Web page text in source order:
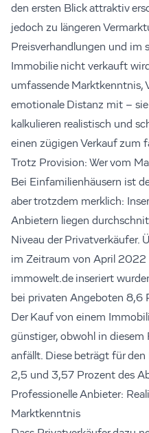
den ersten Blick attraktiv
jedoch zu längeren
Preisverhandlungen und im
Immobilie nicht verkauft
umfassende Marktkenntnis,
emotionale Distanz mit –
kalkulieren realistisch und
einen zügigen Verkauf zum
Trotz Provision: Wer vom
Bei Einfamilienhäusern ist
aber trotzdem merklich:
Anbietern liegen
Niveau der Privatverkäufer.
im Zeitraum von April
immowelt.de inseriert
bei privaten Angeboten 8,6
Der Kauf von einem
günstiger, obwohl in diesem
anfällt. Diese beträgt für
2,5 und 3,57 Prozent des
Professionelle Anbieter:
Marktkenntnis